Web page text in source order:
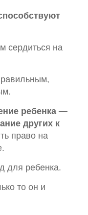
сердиться на
ребенка —
других к
право на
для ребенка.
то он и